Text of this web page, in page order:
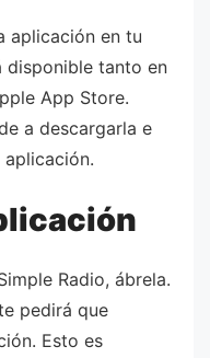
aplicación en tu
disponible tanto en
App Store.
a descargarla e
Radio, ábrela.
pedirá que
Esto es